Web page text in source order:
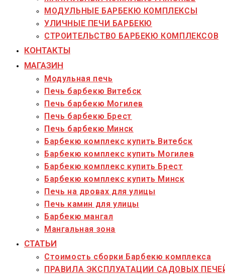
МОДУЛЬНЫЕ БАРБЕКЮ КОМПЛЕКСЫ
УЛИЧНЫЕ ПЕЧИ БАРБЕКЮ
СТРОИТЕЛЬСТВО БАРБЕКЮ КОМПЛЕКСОВ
КОНТАКТЫ
МАГАЗИН
Модульная печь
Печь барбекю Витебск
Печь барбекю Могилев
Печь барбекю Брест
Печь барбекю Минск
Барбекю комплекс купить Витебск
Барбекю комплекс купить Могилев
Барбекю комплекс купить Брест
Барбекю комплекс купить Минск
Печь на дровах для улицы
Печь камин для улицы
Барбекю мангал
Мангальная зона
СТАТЬИ
Стоимость сборки Барбекю комплекса
ПРАВИЛА ЭКСПЛУАТАЦИИ САДОВЫХ